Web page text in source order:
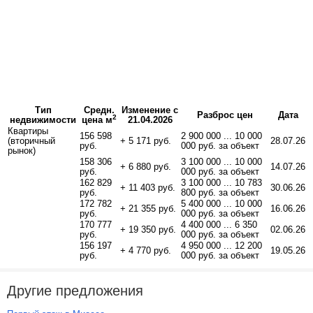
Тип
недвижимости
Средн.
цена м2
Изменение с
21.04.2026
Разброс цен
Дата
Квартиры
(вторичный
рынок)
156 598
руб.
+ 5 171 руб.
2 900 000 ... 10 000
000 руб. за объект
28.07.26
158 306
руб.
+ 6 880 руб.
3 100 000 ... 10 000
000 руб. за объект
14.07.26
162 829
руб.
+ 11 403 руб.
3 100 000 ... 10 783
800 руб. за объект
30.06.26
172 782
руб.
+ 21 355 руб.
5 400 000 ... 10 000
000 руб. за объект
16.06.26
170 777
руб.
+ 19 350 руб.
4 400 000 ... 6 350
000 руб. за объект
02.06.26
156 197
руб.
+ 4 770 руб.
4 950 000 ... 12 200
000 руб. за объект
19.05.26
Другие предложения